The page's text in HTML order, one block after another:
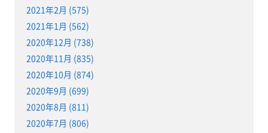
2021年2月 (575)
2021年1月 (562)
2020年12月 (738)
2020年11月 (835)
2020年10月 (874)
2020年9月 (699)
2020年8月 (811)
2020年7月 (806)